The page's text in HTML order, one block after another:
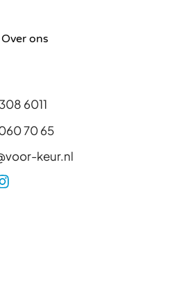
Over ons
6011
70 65
keur.nl